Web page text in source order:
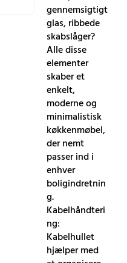
gennemsigtigt
glas, ribbede
skabslåger?
Alle disse
elementer
skaber et
enkelt,
moderne og
minimalistisk
køkkenmøbel,
der nemt
passer ind i
enhver
boligindretnin
g.
Kabelhåndteri
ng:
Kabelhullet
hjælper med